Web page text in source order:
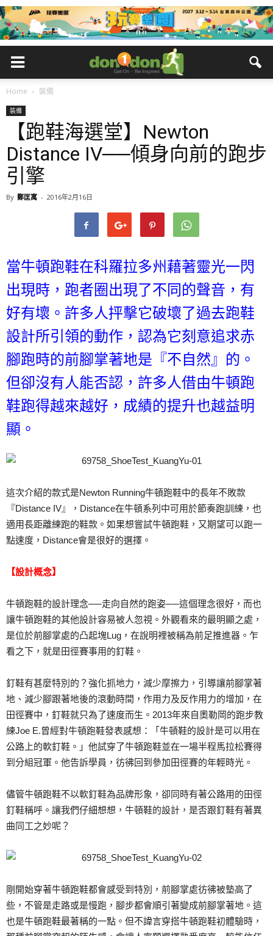
Home 裝備
裝備
【跑鞋海選堂】Newton
Distance IV──傾身向前的跑步
引擎
By 鄭匡寓 - 2016年2月16日
當牛頓跑鞋在科羅拉多州藉著靈光一閃
出現時，跑者圈出現了不同的聲音，有
好有壞。許多人抨擊它破壞了過去跑鞋
設計所引領的動作，認為它刻意追求赤
腳跑時的前腳掌著地是『不自然』的。
但卻沒有人能否認，許多人借由牛頓跑
鞋跑得越來越好，成績的提升也越益明
顯。
這次介紹的款式是Newton Running牛頓跑鞋中的長年不敗款
『Distance IV』，Distance在牛頓系列中可用於節奏跑訓練，也
適用長距離練跑的鞋款。如果想嘗試牛頓跑鞋，又期望可以跑一
點速度，Distance會是很好的選擇。
【設計概念】
牛頓跑鞋的設計理念──走向自然的跑姿──這個理念很好，而也
讓牛頓跑鞋的其他設計容易被人忽視。外觀看來的最明顯之處，
是位於前腳掌處的凸起塊Lug，在說明裡被稱為前足推進器。乍
看之下，就是田徑賽事用的釘鞋。
釘鞋有甚麼特別的？強化抓地力，減少摩擦力，引導讓前腳掌著
地、減少腳跟著地後的滾動時間，作用力及反作用力的增加，在
田徑賽中，釘鞋就只為了速度而生。2013年來自奧勒岡的跑步教
練Joe E.曾經對牛頓跑鞋發表感想：「牛頓鞋的設計是可以用在
公路上的軟釘鞋。」他試穿了牛頓跑鞋並在一場半程馬拉松賽得
到分組冠軍。他告訴學員，彷彿回到參加田徑賽的年輕時光。
儘管牛頓跑鞋不以軟釘鞋為品牌形象，卻同時有著公路用的田徑
釘鞋稱呼。讓我們仔細想想，牛頓鞋的設計，是否跟釘鞋有著異
曲同工之妙呢？
剛開始穿著牛頓跑鞋都會感受到特別，前腳掌處彷彿被墊高了
些，不管是走路或是慢跑，腳步都會順引著變成前腳掌著地。這
也是牛頓跑鞋最著稱的一點。但不諱言穿搭牛頓跑鞋初體驗時，